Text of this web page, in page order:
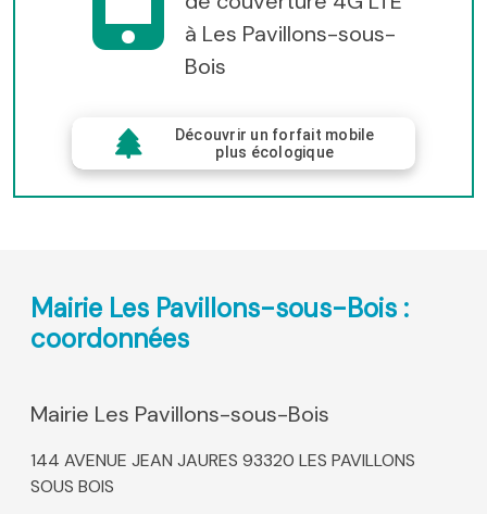
à Les Pavillons-sous-
Bois
Découvrir un forfait mobile
plus écologique
Mairie Les Pavillons-sous-Bois :
coordonnées
Mairie Les Pavillons-sous-Bois
144 AVENUE JEAN JAURES 93320 LES PAVILLONS
SOUS BOIS